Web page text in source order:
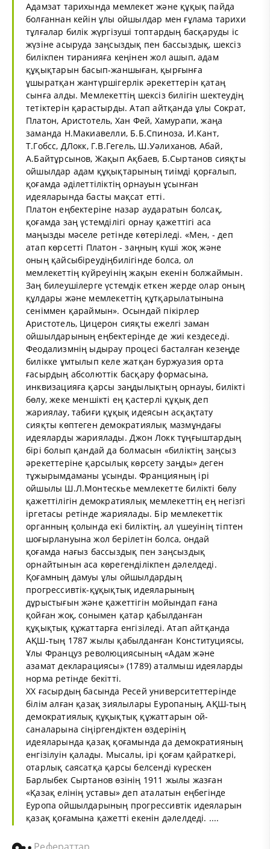
Адамзат тарихында мемлекет және құқық пайда
болғаннан кейін ұлы ойшылдар мен ғұлама тарихи
тұлғалар билік жүргізуші топтардың басқаруды іс
жүзіне асыруда заңсыздық пен бассыздық, шексіз
билікпен тиранияға кеңінен жол ашып, адам
құқықтарын басып-жаншыған, қырғынға
ұшыратқан жантүршігерлік әрекеттерін қатаң
сынға алды. Мемлекеттің шексіз билігін шектеудің
тетіктерін қарастырды. Атап айтқанда ұлы Сократ,
Платон, Аристотель, Хан Фей, Хамурапи, жаңа
заманда Н.Макиавелли, Б.Б.Спиноза, И.Кант,
Т.Гобсс, ДЛокк, Г.В.Гегель, Ш.Уәлиханов, Абай,
А.Байтұрсынов, Жақып Ақбаев, Б.Сыртанов сияқты
ойшылдар адам құқықтарының тиімді қорғалып,
қоғамда әділеттіліктің орнауын ұсынған
идеяларында басты мақсат етті.
Платон еңбектеріне назар аударатын болсақ,
қоғамда заң үстемділігі орнау қажеттігі аса
маңызды мәселе ретінде көтеріледі. «Мен, - деп
атап көрсетті Платон - заңның күші жоқ және
оның қайсыбіреудіңбилігінде болса, ол
мемлекеттің күйреуінің жақын екенін болжаймын.
Заң билеушілерге үстемдік еткен жерде олар оның
құлдары және мемлекеттің құтқарылатынына
сеніммен қараймын». Осындай пікірлер
Аристотель, Цицерон сияқты ежелгі заман
ойшылдарының еңбектерінде де жиі кездеседі.
Феодализмнің ыдырау процесі басталған кезеңде
билікке ұмтылып келе жатқан буржуазия орта
ғасырдың абсолюттік басқару формасына,
инквизацияға қарсы заңдылықтың орнауы, билікті
бөлу, жеке меншікті ең қастерлі құқық деп
жариялау, табиғи құқық идеясын асқақтату
сияқты көптеген демократиялық мазмұндағы
идеяларды жариялады. Джон Локк тұңғыштардың
бірі болып қандай да болмасын «биліктің заңсыз
әрекеттеріне қарсылық көрсету заңды» деген
тұжырымдаманы ұсынды. Францияның ірі
ойшылы Ш.Л.Монтескье мемлекетте билікті бөлу
қажеттілігін демократиялық мемлекеттің ең негізгі
іргетасы ретінде жариялады. Бір мемлекеттік
органның қолында екі биліктің, ал үшеуінің тіптен
шоғырлануына жол берілетін болса, ондай
қоғамда нағыз бассыздық пен заңсыздық
орнайтынын аса көрегенділікпен дәлелдеді.
Қоғамның дамуы ұлы ойшылдардың
прогрессивтік-құқықтық идеяларының
дұрыстығын және қажеттігін мойындап ғана
қойған жоқ, сонымен қатар қабылданған
құқықтық құжаттарға енгізіледі. Атап айтқанда
АҚШ-тың 1787 жылы қабылданған Конституциясы,
Ұлы Француз революциясының «Адам және
азамат декларациясы» (1789) аталмыш идеяларды
норма ретінде бекітті.
XX ғасырдың басында Ресей университеттерінде
білім алған қазақ зиялылары Еуропаның, АҚШ-тың
демократиялық құқықтық құжаттарын ой-
саналарына сіңіргендіктен өздерінің
идеяларында қазақ қоғамында да демократияның
енгізілуін қалады. Мысалы, ірі қоғам қайраткері,
отарлық саясатқа қарсы белсенді күрескен
Барлыбек Сыртанов өзінің 1911 жылы жазған
«Қазақ елінің уставы» деп аталатын еңбегінде
Еуропа ойшылдарының прогрессивтік идеяларын
қазақ қоғамына қажетті екенін дәлелдеді. ....